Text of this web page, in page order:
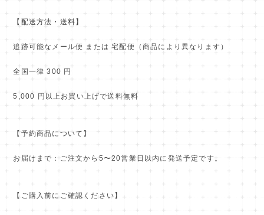
【配送方法・送料】
追跡可能なメール便 または 宅配便（商品により異なります）
全国一律 300 円
5,000 円以上お買い上げで送料無料
【予約商品について】
お届けまで：ご注文から5〜20営業日以内に発送予定です。
【ご購入前にご確認ください】